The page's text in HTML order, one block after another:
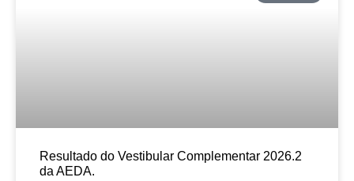
Resultado do Vestibular Complementar 2026.2
da AEDA.